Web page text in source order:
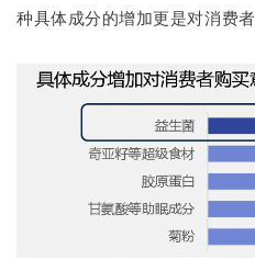
种具体成分的增加更是对消费